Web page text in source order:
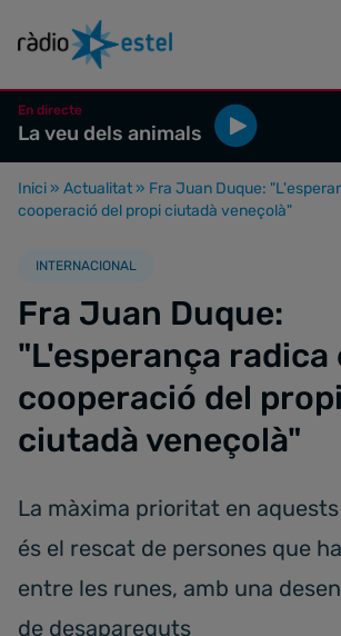
En directe
La veu dels animals
Inici » Actualitat » Fra Juan Duque:
cooperació del propi ciutadà veneçolà"
INTERNACIONAL
Fra Juan Duque:
"L'esperança radica
cooperació del propi
ciutadà veneçolà"
La màxima prioritat en
és el rescat de persones que
entre les runes, amb una
de desapareguts